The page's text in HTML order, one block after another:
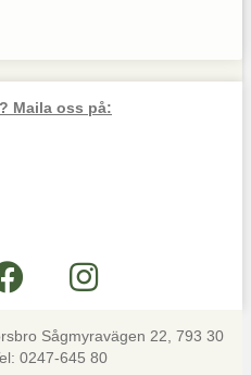
Maila oss på:
Sågmyravägen 22, 793 30
0247-645 80